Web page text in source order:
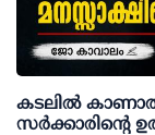
കടലിൽ
സർക്കാരിന്റെ